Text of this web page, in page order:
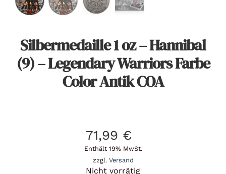
Silbermedaille 1 oz – Hannibal
(9) – Legendary Warriors Farbe
Color Antik COA
71,99 €
Enthält 19% MwSt.
zzgl. Versand
Nicht vorrätig